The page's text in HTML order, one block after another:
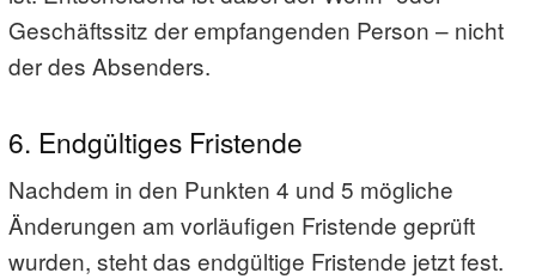
Geschäftssitz der empfangenden Person – nicht
der des Absenders.
6. Endgültiges Fristende
Nachdem in den Punkten 4 und 5 mögliche
Änderungen am vorläufigen Fristende geprüft
wurden, steht das endgültige Fristende jetzt fest.